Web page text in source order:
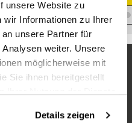
unsere Website zu
wir Informationen zu Ihrer
unsere Partner für
weiter. Unsere
möglicherweise mit
Sie ihnen bereitgestellt
Details zeigen